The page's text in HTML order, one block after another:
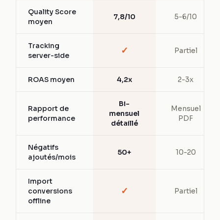
Quality Score
moyen
7,8/10 5-6/10
Tracking
server-side
✓ Partiel
ROAS moyen 4,2x 2-3x
Rapport de
performance
Bi-
mensuel
détaillé
Mensuel
PDF
Négatifs
ajoutés/mois
50+ 10-20
Import
conversions
offline
✓ Partiel